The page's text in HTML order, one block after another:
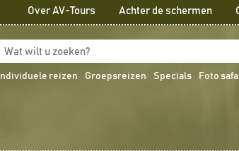
Over AV-Tours Achter de schermen
Individuele reizen Groepsreizen Specials Foto